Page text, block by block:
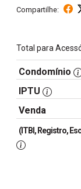
Compartilhe:
Total para
Condomínio
IPTU
Venda
(ITBI, Registro,